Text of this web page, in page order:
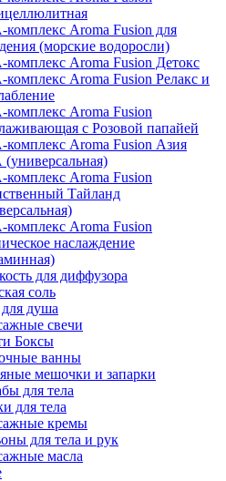
Aroma Fusion для
(морские водоросли)
Aroma Fusion Детокс
Aroma Fusion Релакс и
Aroma Fusion
с Розовой папайей
Aroma Fusion Азия
Aroma Fusion
Тайланд
Aroma Fusion
наслаждение
для диффузора
соль
для душа
свечи
Боксы
ванны
мешочки и запарки
для тела
для тела
кремы
для тела и рук
масла